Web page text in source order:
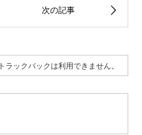
トラックバックは利用できません。